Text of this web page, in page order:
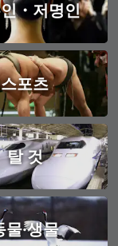
・저명인
스포츠
탈 것
물·생물